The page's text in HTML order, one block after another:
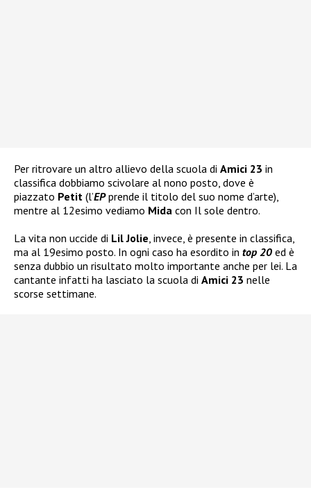
Per ritrovare un altro allievo della scuola di Amici 23 in
classifica dobbiamo scivolare al nono posto, dove è
piazzato Petit (l’EPprende il titolo del suo nome d’arte),
mentre al 12esimo vediamo Mida con Il sole dentro.
La vita non uccide di Lil Jolie, invece, è presente in classifica,
ma al 19esimo posto. In ogni caso ha esordito in top 20 ed è
senza dubbio un risultato molto importante anche per lei. La
cantante infatti ha lasciato la scuola di Amici 23 nelle
scorse settimane.